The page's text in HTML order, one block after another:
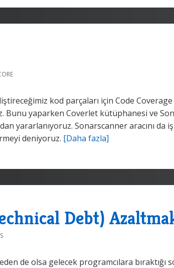
kod parçaları için Code
Bunu yaparken Coverlet kütüphanesi ve
yararlanıyoruz. Sonarscanner aracını da
deniyoruz. [Daha fazla]
Debt)
de olsa gelecek programcılara bıraktığı